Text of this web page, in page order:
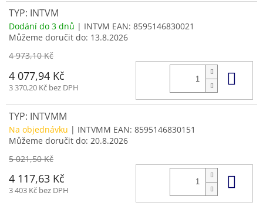
TYP: INTVM
Dodání do 3 dnů | INTVM EAN: 8595146830021
Můžeme doručit do: 13.8.2026
4 973,10 Kč
4 077,94 Kč
3 370,20 Kč bez DPH
TYP: INTVMM
Na objednávku | INTVMM EAN: 8595146830151
Můžeme doručit do: 20.8.2026
5 021,50 Kč
4 117,63 Kč
3 403 Kč bez DPH